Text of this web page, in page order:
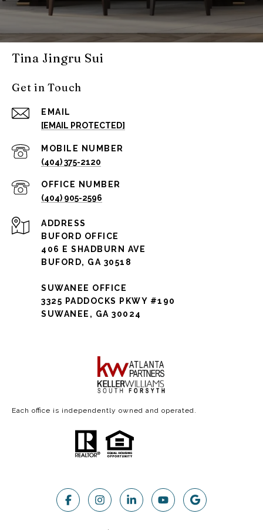
Tina Jingru Sui
Get in Touch
EMAIL
[EMAIL PROTECTED]
(404) 375-2120
(404) 905-2596
ADDRESS
BUFORD OFFICE
406 E SHADBURN AVE
BUFORD, GA 30518
SUWANEE OFFICE
3325 PADDOCKS PKWY #190
SUWANEE, GA 30024
Each office is independently owned and operated.